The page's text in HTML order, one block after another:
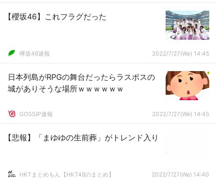
【櫻坂46】これフラグだった
欅坂46速報 2022/7/27(We) 14:45
日本列島がRPGの舞台だったらラスボスの
城がありそうな場所ｗｗｗｗｗｗ
GOSSIP速報 2022/7/27(We) 14:45
【悲報】「まゆゆの生前葬」がトレンド入り
HKTまとめもん【HKT48のまとめ】 2022/7/27(We) 14:40